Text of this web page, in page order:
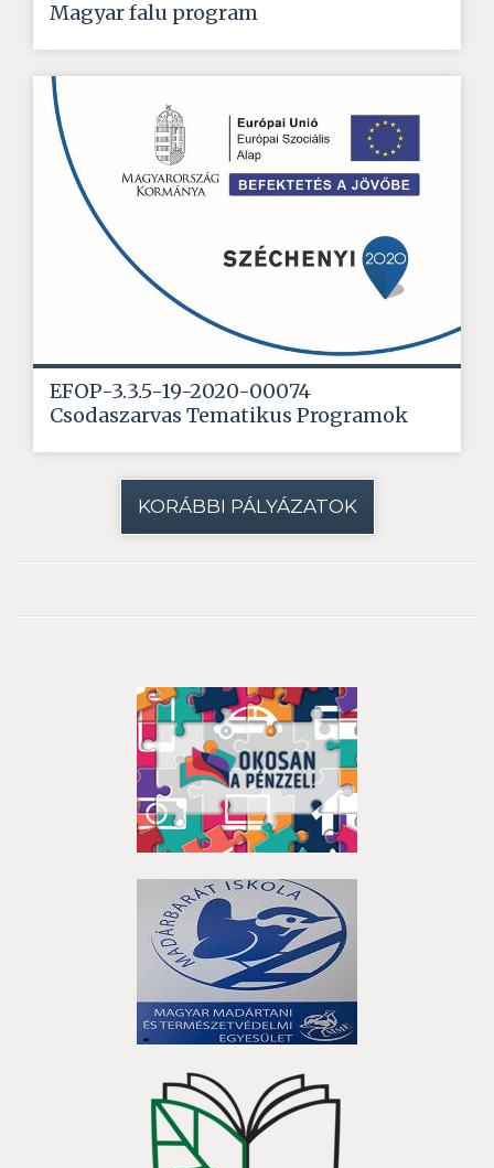
Magyar falu program
EFOP-3.3.5-19-2020-00074
Csodaszarvas Tematikus Programok
KORÁBBI PÁLYÁZATOK